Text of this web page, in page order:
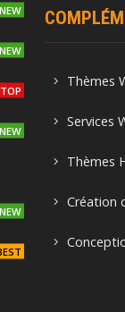
Thèmes
Thèmes
Création
Services